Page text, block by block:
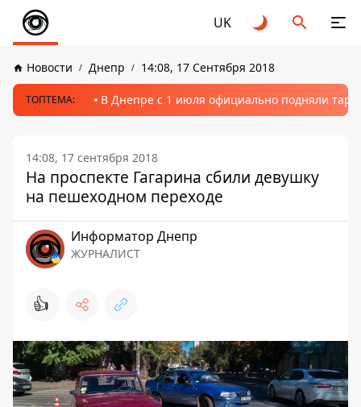
UK
Новости Днепр 14:08, 17 Сентября 2018
ТОПТЕМА: В Днепре с 1 июля официально подняли
14:08, 17 сентября 2018
На проспекте Гагарина сбили девушку
на пешеходном переходе
Информатор Днепр
ЖУРНАЛИСТ
👍